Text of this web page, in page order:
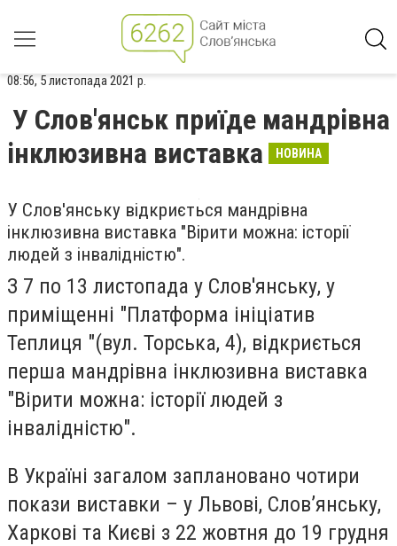
08:56, 5 листопада 2021 р.
У Слов'янськ приїде мандрівна
інклюзивна виставка
НОВИНА
У Слов'янську відкриється мандрівна
інклюзивна виставка "Вірити можна: історії
людей з інвалідністю".
З 7 по 13 листопада у Слов'янську, у
приміщенні "Платформа ініціатив
Теплиця "(вул. Торська, 4), відкриється
перша мандрівна інклюзивна виставка
"Вірити можна: історії людей з
інвалідністю".
В Україні загалом заплановано чотири
покази виставки – у Львові, Слов’янську,
Харкові та Києві з 22 жовтня до 19 грудня